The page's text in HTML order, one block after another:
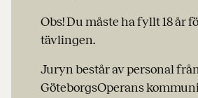
Obs! Du måste ha fyllt 18 år
tävlingen.
Juryn består av personal
GöteborgsOperans